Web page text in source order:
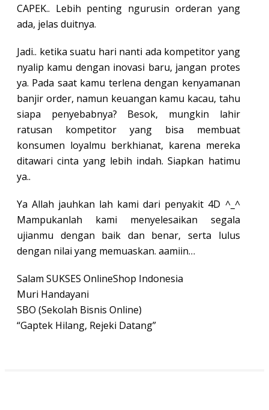
CAPEK.. Lebih penting ngurusin orderan yang
ada, jelas duitnya.
Jadi.. ketika suatu hari nanti ada kompetitor yang
nyalip kamu dengan inovasi baru, jangan protes
ya. Pada saat kamu terlena dengan kenyamanan
banjir order, namun keuangan kamu kacau, tahu
siapa penyebabnya? Besok, mungkin lahir
ratusan kompetitor yang bisa membuat
konsumen loyalmu berkhianat, karena mereka
ditawari cinta yang lebih indah. Siapkan hatimu
ya..
Ya Allah jauhkan lah kami dari penyakit 4D ^_^
Mampukanlah kami menyelesaikan segala
ujianmu dengan baik dan benar, serta lulus
dengan nilai yang memuaskan. aamiin…
Salam SUKSES OnlineShop Indonesia
Muri Handayani
SBO (Sekolah Bisnis Online)
“Gaptek Hilang, Rejeki Datang”